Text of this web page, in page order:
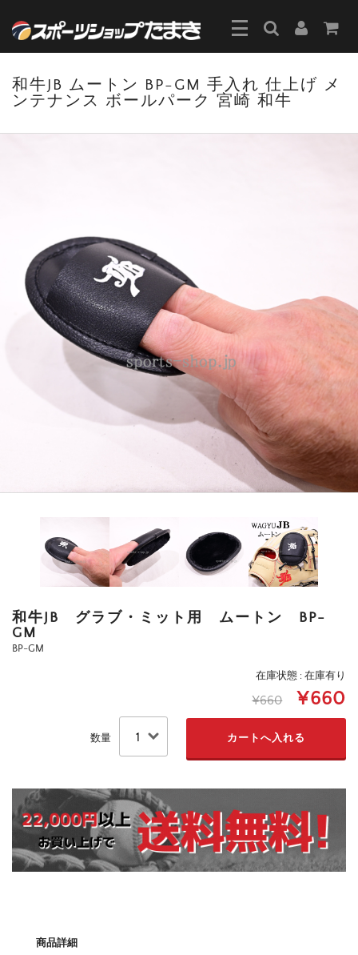
和牛JB ムートン BP-GM 手入れ 仕上げ メ
ンテナンス ボールパーク 宮崎 和牛
和牛JB グラブ・ミット用 ムートン BP-
GM
BP-GM
在庫状態 : 在庫有り
¥660 ¥660
数量
商品詳細